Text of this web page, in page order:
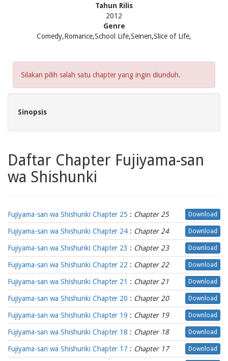
Tahun Rilis
2012
Genre
Comedy,Romance,School Life,Seinen,Slice of Life,
Silakan pilih salah satu chapter yang ingin diunduh.
Sinopsis
Daftar Chapter Fujiyama-san
wa Shishunki
Fujiyama-san wa Shishunki Chapter 25 : Chapter 25 Download
Fujiyama-san wa Shishunki Chapter 24 : Chapter 24 Download
Fujiyama-san wa Shishunki Chapter 23 : Chapter 23 Download
Fujiyama-san wa Shishunki Chapter 22 : Chapter 22 Download
Fujiyama-san wa Shishunki Chapter 21 : Chapter 21 Download
Fujiyama-san wa Shishunki Chapter 20 : Chapter 20 Download
Fujiyama-san wa Shishunki Chapter 19 : Chapter 19 Download
Fujiyama-san wa Shishunki Chapter 18 : Chapter 18 Download
Fujiyama-san wa Shishunki Chapter 17 : Chapter 17 Download